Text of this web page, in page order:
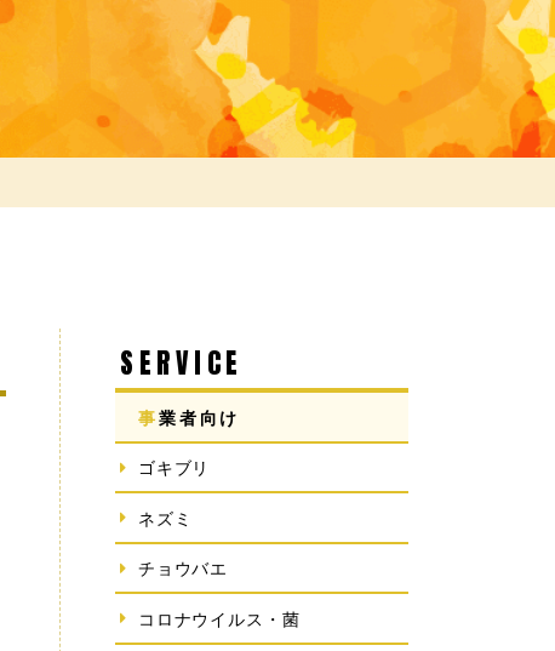
SERVICE
事業者向け
ゴキブリ
ネズミ
チョウバエ
コロナウイルス・菌